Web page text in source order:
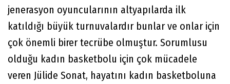
jenerasyon oyuncularının altyapılarda ilk
katıldığı büyük turnuvalardır bunlar ve onlar için
çok önemli birer tecrübe olmuştur. Sorumlusu
olduğu kadın basketbolu için çok mücadele
veren Jülide Sonat, hayatını kadın basketboluna